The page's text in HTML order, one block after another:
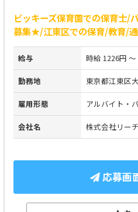
ビッキーズ保育園での保育士/
募集★/江東区での保育/教育/
給与 時給 1226円 ～
勤務地 東京都江東区
雇用形態 アルバイト・
会社名 株式会社リー
応募画